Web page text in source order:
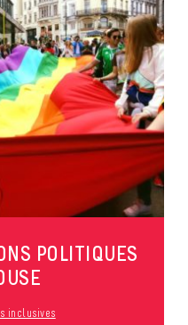
POLITIQUES
inclusives